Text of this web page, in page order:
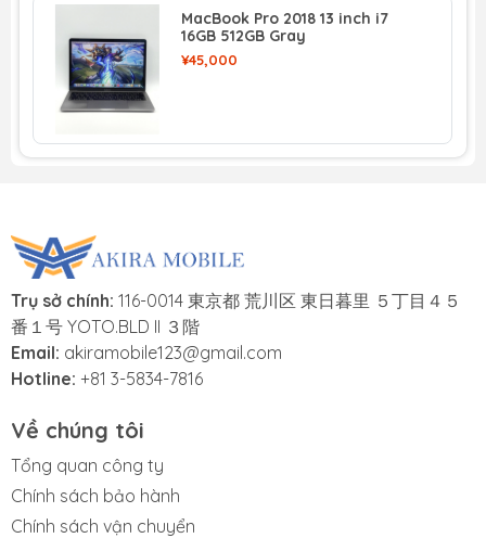
MacBook Pro 2018 13 inch i7
16GB 512GB Gray
¥45,000
Trụ sở chính: 116-0014 東京都 荒川区 東日暮里 ５丁目４５
番１号 YOTO.BLD II ３階
Email: akiramobile123@gmail.com
Hotline: +81 3-5834-7816
Về chúng tôi
Tổng quan công ty
Chính sách bảo hành
Chính sách vận chuyển